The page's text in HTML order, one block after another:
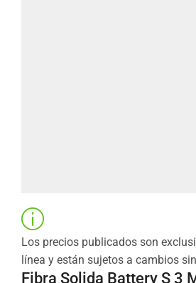
Los precios publicados son
línea y están sujetos a cambios
Fibra Solida Battery S 3